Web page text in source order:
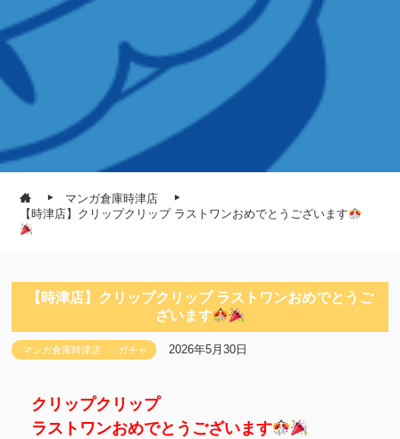
マンガ倉庫時津店
【時津店】クリップクリップ ラストワンおめでとうございます
【時津店】クリップクリップ ラストワンおめでとうご
ざいます
マンガ倉庫時津店 ガチャ 2026年5月30日
クリップクリップ
ラストワンおめでとうございます